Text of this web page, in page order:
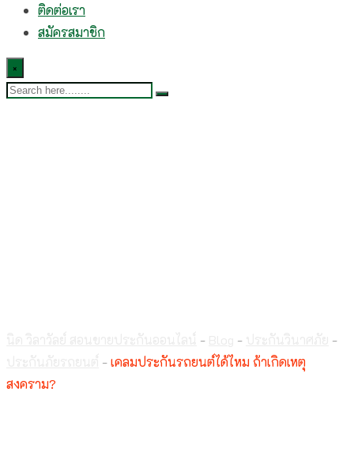
ติดต่อเรา
สมัครสมาชิก
×
- -
-
-เคลมประกันรถยนต์ได้ไหม ถ้าเกิดเหตุ
สงคราม?